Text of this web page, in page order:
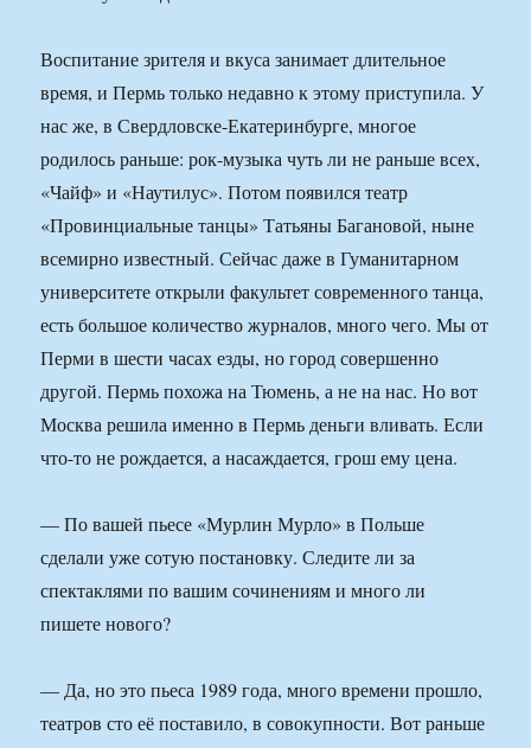
Воспитание зрителя и вкуса занимает длительное
время, и Пермь только недавно к этому приступила. У
нас же, в Свердловске-Екатеринбурге, многое
родилось раньше: рок-музыка чуть ли не раньше всех,
«Чайф» и «Наутилус». Потом появился театр
«Провинциальные танцы» Татьяны Багановой, ныне
всемирно известный. Сейчас даже в Гуманитарном
университете открыли факультет современного танца,
есть большое количество журналов, много чего. Мы от
Перми в шести часах езды, но город совершенно
другой. Пермь похожа на Тюмень, а не на нас. Но вот
Москва решила именно в Пермь деньги вливать. Если
что-то не рождается, а насаждается, грош ему цена.
— По вашей пьесе «Мурлин Мурло» в Польше
сделали уже сотую постановку. Следите ли за
спектаклями по вашим сочинениям и много ли
пишете нового?
— Да, но это пьеса 1989 года, много времени прошло,
театров сто её поставило, в совокупности. Вот раньше